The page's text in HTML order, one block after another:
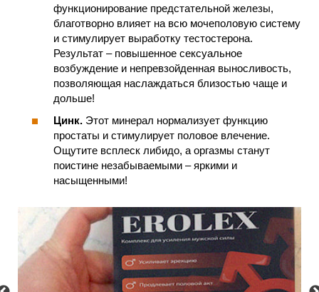
функционирование предстательной железы,
благотворно влияет на всю мочеполовую систему
и стимулирует выработку тестостерона.
Результат – повышенное сексуальное
возбуждение и непревзойденная выносливость,
позволяющая наслаждаться близостью чаще и
дольше!
Цинк. Этот минерал нормализует функцию
простаты и стимулирует половое влечение.
Ощутите всплеск либидо, а оргазмы станут
поистине незабываемыми – яркими и
насыщенными!